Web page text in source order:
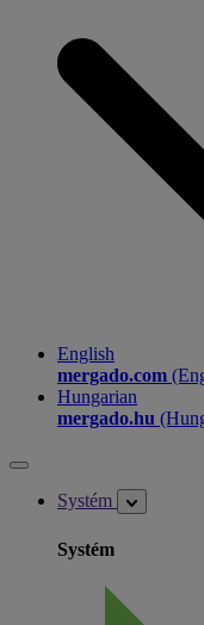
English
mergado.com
Hungarian
mergado.hu
Systém
Systém